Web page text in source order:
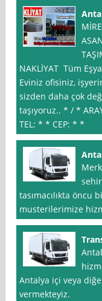
NAKLİYAT Tüm
Eviniz ofisiniz,
sizden daha çok
taşıyoruz.. * / *
TEL: * * CEP: * *
tasımacılıkta
musterilerimize
Antalya içi veya
vermekteyiz.